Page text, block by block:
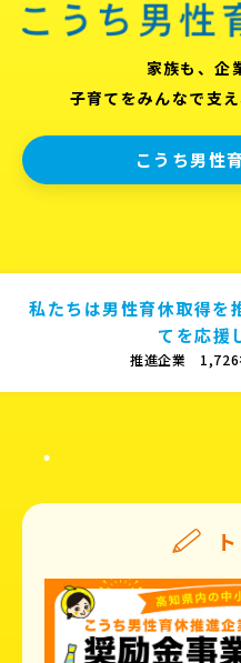
家族も、企
子育てをみんなで支
こうち男性
私たちは男性育休取得を
てを応援
推進企業 1,726